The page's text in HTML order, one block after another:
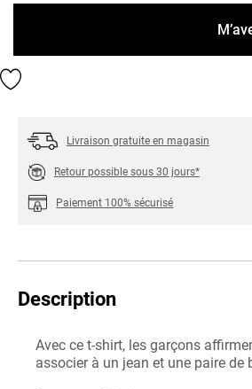
Ajouter aux favoris
Livraison gratuite en magasin
Retour possible sous 30 jours*
Paiement 100% sécurisé
Description
Avec ce t-shirt, les garçons
associer à un jean et une paire